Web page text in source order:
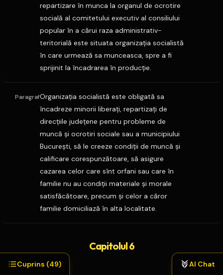
Cuprins (49)
repartizare în munca la organul de ocrotire
socială al comitetului executiv al consiliului
popular în a cărui raza administrativ-
teritorială este situata organizaţia socialistă
în care urmează sa munceasca, spre a fi
sprijinit la încadrarea în producţie.
ParagrafOrganizaţia socialistă este obligată sa
încadreze minorii liberaţi, repartizaţi de
direcţiile judeţene pentru probleme de
muncă şi ocrotiri sociale sau a municipiului
Bucureşti, să le creeze condiţii de muncă şi
calificare corespunzătoare, să asigure
cazarea celor care sînt orfani sau care în
familie nu au condiţii materiale şi morale
satisfăcătoare, precum şi celor a căror
familie domiciliază în alta localitate.
Capitolul 6
AI Chat